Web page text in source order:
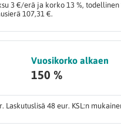
3 €/erä ja korko 13 %,
107,31 €.
Vuosikorko alkaen
150 %
48 eur. KSL:n